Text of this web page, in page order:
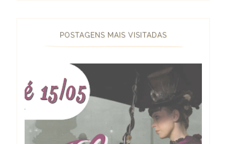
POSTAGENS MAIS VISITADAS